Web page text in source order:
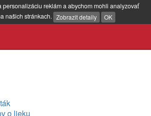
personalizáciu reklám a abychom mohli analyzovať
našich stránkach. Zobrazit detaily OK
o lieku